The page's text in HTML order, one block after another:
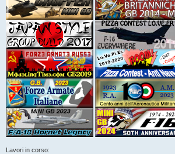
Lavori in corso: